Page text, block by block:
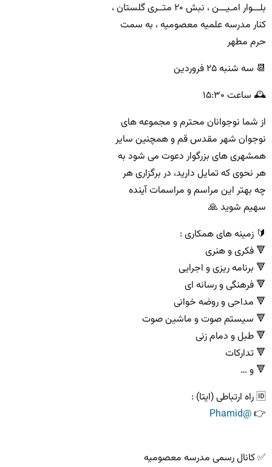
بلـــوار امـیـــن ، نبش ۲۰ متــری گلستان ،
کنار مدرسه علمیه معصومیه ، به سمت
حرم مطهر
📆 سه شنبه ۲۵ فروردین
🕰 ساعت ۱۵:۳۰
از شما نوجوانان محترم و مجموعه های
نوجوان شهر مقدس قم و همچنین سایر
همشهری های بزرگوار دعوت می شود به
هر نحوی که تمایل دارید، در برگزاری هر
چه بهتر این مراسم و مراسمات آینده
سهیم شوید 🙏
🔰 زمینه های همکاری :
🔻 فکری و هنری
🔻 برنامه ریزی و اجرایی
🔻 فرهنگی و رسانه ای
🔻 مداحی و روضه خوانی
🔻 سیستم صوت و ماشین صوت
🔻 طبل و‌ دمام زنی
🔻 تدارکات
🔻 و …
🆔 راه ارتباطی (ایتا) :
👉
@Phamid
✅ کانال رسمی مدرسه معصومیه